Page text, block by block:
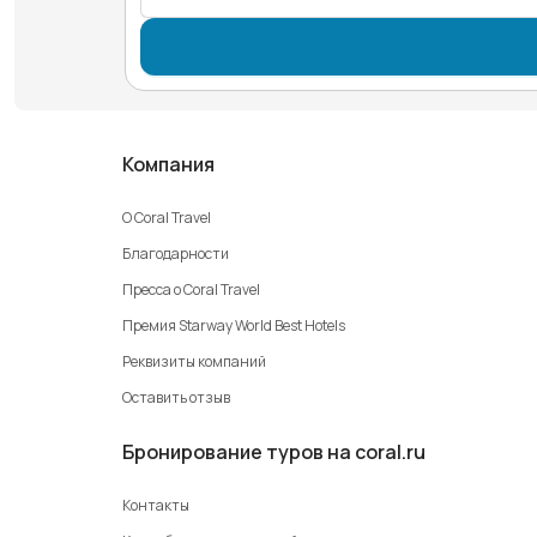
Компания
О Coral Travel
Благодарности
Пресса о Coral Travel
Премия Starway World Best Hotels
Реквизиты компаний
Оставить отзыв
Бронирование туров на coral.ru
Контакты